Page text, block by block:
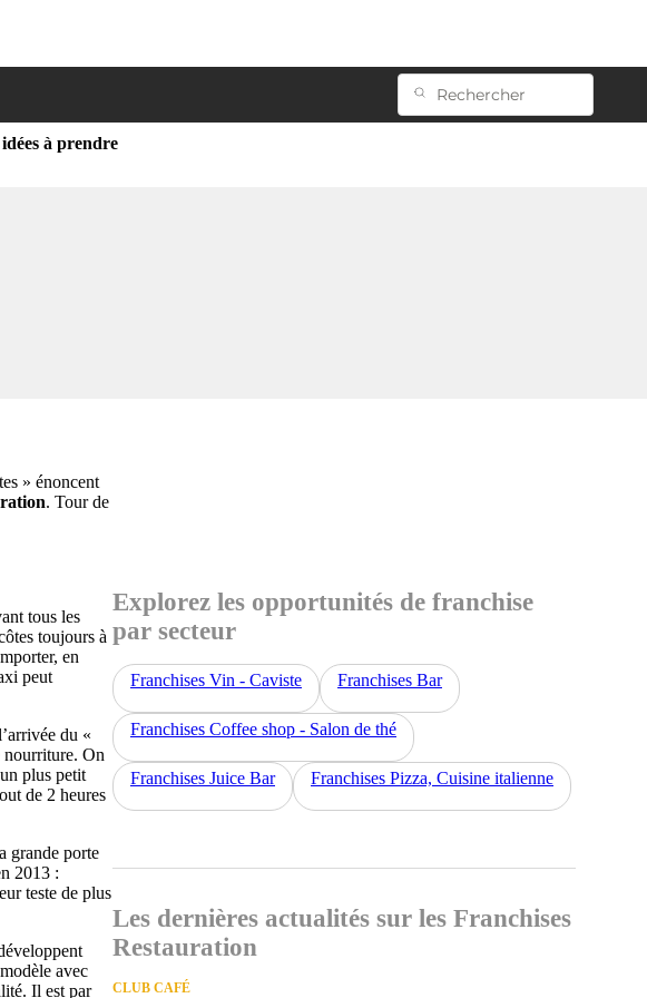
à prendre
» énoncent
. Tour de
tous les
toujours à
en
peut
du «
nourriture. On
plus petit
de 2 heures
grande porte
2013 :
teste de plus
avec
Il est par
Explorez les opportunités de franchise
par secteur
Franchises Vin - Caviste Franchises Bar
Franchises Coffee shop - Salon de thé
Franchises Juice Bar Franchises Pizza, Cuisine italienne
Les dernières actualités sur les Franchises
Restauration
CLUB CAFÉ